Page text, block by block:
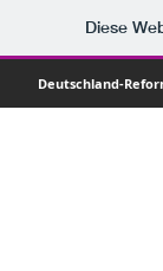
Diese
Deutschland-